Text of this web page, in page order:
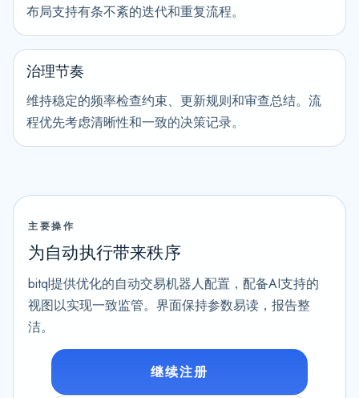
布局支持有条不紊的迭代和重复流程。
治理节奏
维持稳定的频率检查约束、更新规则和审查总结。流
程优先考虑清晰性和一致的决策记录。
主要操作
为自动执行带来秩序
bitql提供优化的自动交易机器人配置，配备AI支持的
视图以实现一致监管。界面保持参数易读，报告整
洁。
继续注册